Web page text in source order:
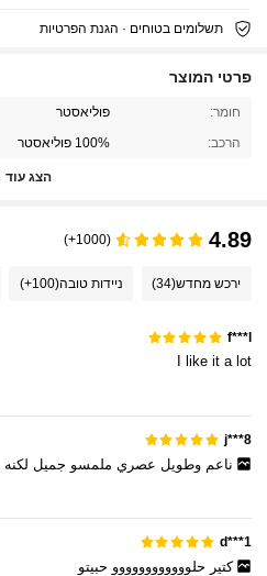
תשלומים בטוחים · הגנת הפרטיות
פרטי המוצר
חומר: פוליאסטר
הרכב: 100% פוליאסטר
הצג עוד
4.89
(1000+)
ירכש מחדש(34) ניידות טובה(100+)
f***l
like it a lot
j***8
ناعم وطويل عصري ملمسو جميل لكنه
d***1
كتير حلوووووووووووو حبيتو